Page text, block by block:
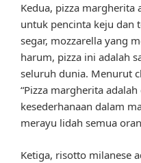
Kedua, pizza
untuk pencinta keju dan
segar, mozzarella yang
harum, pizza ini adalah
seluruh dunia. Menurut
“Pizza margherita
kesederhanaan dalam
merayu lidah semua
Ketiga, risotto milanese